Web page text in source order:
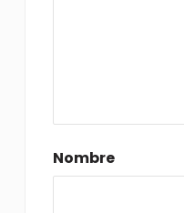
Nombre